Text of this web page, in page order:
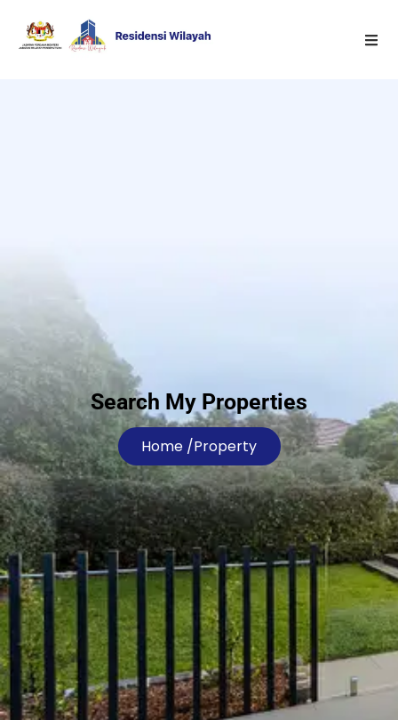
Search My Properties
Home /Property